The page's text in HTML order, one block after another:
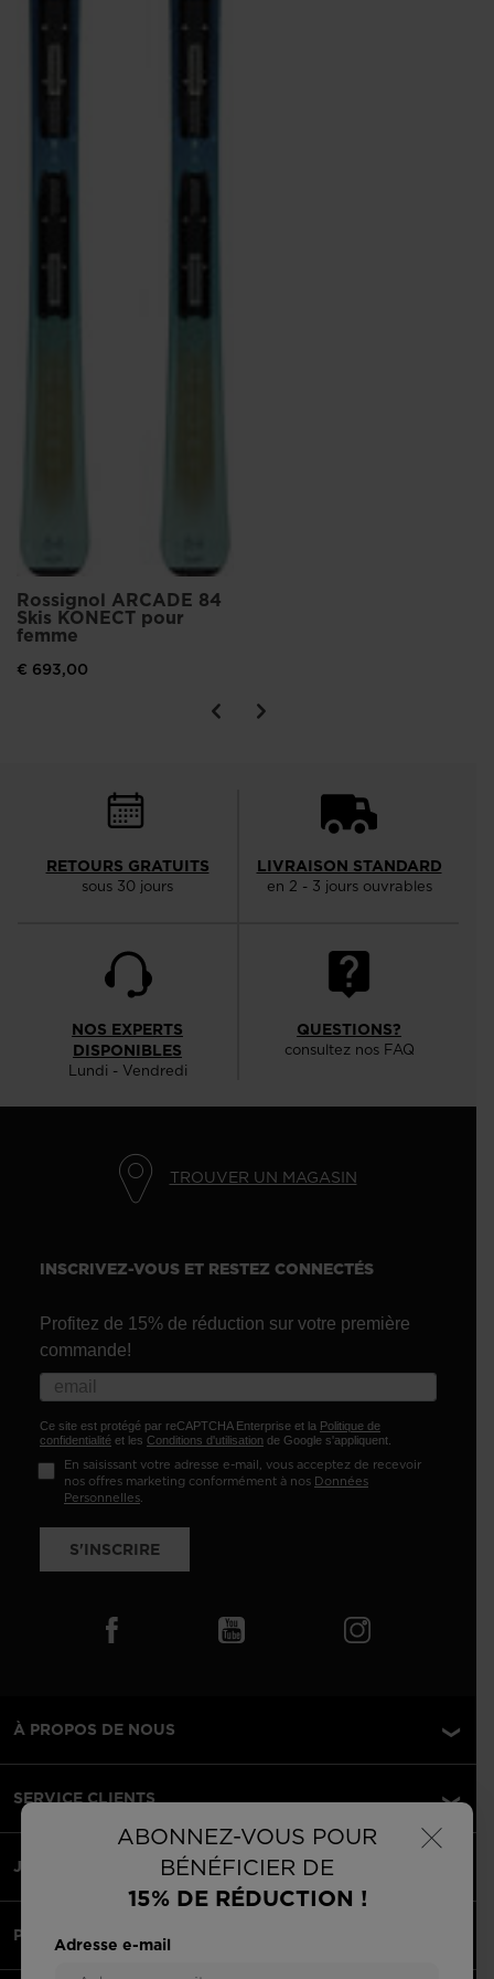
×
ABONNEZ-VOUS POUR
BÉNÉFICIER DE
15% DE RÉDUCTION !
Adresse e-mail
Rossignol ARCADE 84
Skis KONECT pour
femme
€ 693,00
RETOURS GRATUITS
sous 30 jours
LIVRAISON STANDARD
en 2 - 3 jours ouvrables
NOS EXPERTS
DISPONIBLES
Lundi - Vendredi
QUESTIONS?
consultez nos FAQ
TROUVER UN MAGASIN
INSCRIVEZ-VOUS ET RESTEZ CONNECTÉS
Profitez de 15% de réduction sur votre première
commande!
Ce site est protégé par reCAPTCHA Enterprise et la Politique de
confidentialité et les Conditions d'utilisation de Google s'appliquent.
En saisissant votre adresse e-mail, vous acceptez de recevoir
nos offres marketing conformément à nos Données
Personnelles.
S'INSCRIRE
À PROPOS DE NOUS
SERVICE CLIENTS
JURIDIQUE
PAIEMENTS ACCEPTÉS